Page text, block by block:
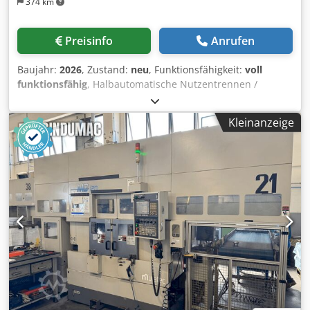
Preisinfo Anrufen
Baujahr: 2026, Zustand: neu, Funktionsfähigkeit: voll
funktionsfähig, Halbautomatische Nutzentrennen /
Basismaschine mit Parallel Shuttle Der dynamische
Nutzentrenner LOW 4322 XL eignet sich speziell für
mittlere bis hohe Produktvolumen und wird dabei
wachsenden Anforderungen im Produktionsprozess
gerecht. Leiterplatten-Nutzen unterschiedlichster
Materialien werden mithilfe staub- und stressarmer Säge-
und Frästechniken mit höchster Produktflexibilität,
Präzision und Durchsatz getrennt. Hochdynamische
Linearmotorachsen, Werkzeuge und Greifer erfüllen
höchste Qualitätsansprüche und garantieren dem
Nutzentrenner eine hohe Langlebigkeit und
Zuverlässigkeit. Semiautomatisches Nutzentrennen –
Lösungen nach Bedarf Der Nutzentrenner LOW 4322 XL
ermöglicht einen schnellen Produktwechsel bei
gleichzeitiger Einhaltung kurzer Trenn- und Handling
Kleinanzeige